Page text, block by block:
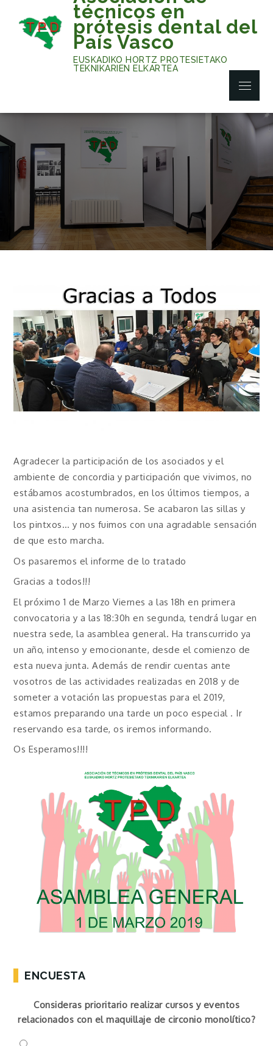
content
técnicos en
prótesis dental del
País Vasco
EUSKADIKO HORTZ PROTESIETAKO
TEKNIKARIEN ELKARTEA
Menu
Agradecer la participación de los asociados y el
ambiente de concordia y participación que vivimos, no
estábamos acostumbrados, en los últimos tiempos, a
una asistencia tan numerosa. Se acabaron las sillas y
los pintxos… y nos fuimos con una agradable sensación
de que esto marcha.
Os pasaremos el informe de lo tratado
Gracias a todos!!!
El próximo 1 de Marzo Viernes a las 18h en primera
convocatoria y a las 18:30h en segunda, tendrá lugar en
nuestra sede, la asamblea general. Ha transcurrido ya
un año, intenso y emocionante, desde el comienzo de
esta nueva junta. Además de rendir cuentas ante
vosotros de las actividades realizadas en 2018 y de
someter a votación las propuestas para el 2019,
estamos preparando una tarde un poco especial . Ir
reservando esa tarde, os iremos informando.
Os Esperamos!!!!
ENCUESTA
Consideras prioritario realizar cursos y eventos
relacionados con el maquillaje de circonio monolítico?